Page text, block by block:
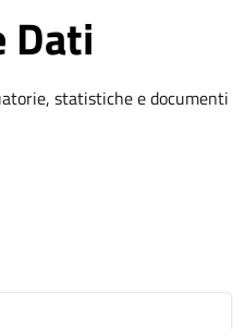
Dati
statistiche e documenti